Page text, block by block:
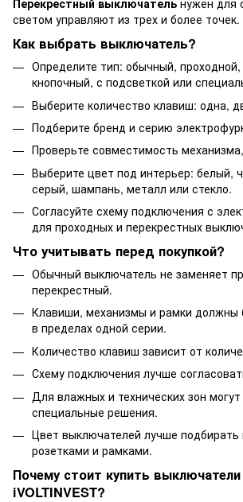
Перекрестный выключатель нужен для
светом управляют из трех и более точек.
Как выбрать выключатель?
Определите тип: обычный,
кнопочный, с подсветкой или
Выберите количество клавиш: одна,
Подберите бренд и серию
Проверьте совместимость
Выберите цвет под интерьер: белый,
серый, шампань, металл или стекло.
Согласуйте схему подключения с
для проходных и перекрестных
Что учитывать перед покупкой?
Обычный выключатель не заменяет
перекрестный.
Клавиши, механизмы и рамки должны
в пределах одной серии.
Количество клавиш зависит от
Схему подключения лучше
Для влажных и технических зон
специальные решения.
Цвет выключателей лучше подбирать
розетками и рамками.
Почему стоит купить
iVOLTINVEST?